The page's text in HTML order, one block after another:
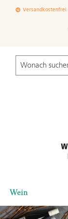
Zum Hauptinhalt
Versandkostenfrei
Wein